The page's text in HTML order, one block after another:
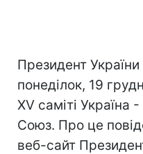
Президент
понеділок, 19
XV саміті Україна
Союз. Про це
веб-сайт